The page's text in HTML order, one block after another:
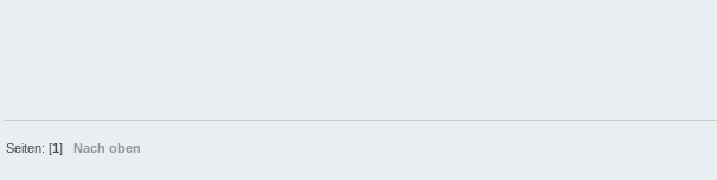
Seiten: [1]Nach oben